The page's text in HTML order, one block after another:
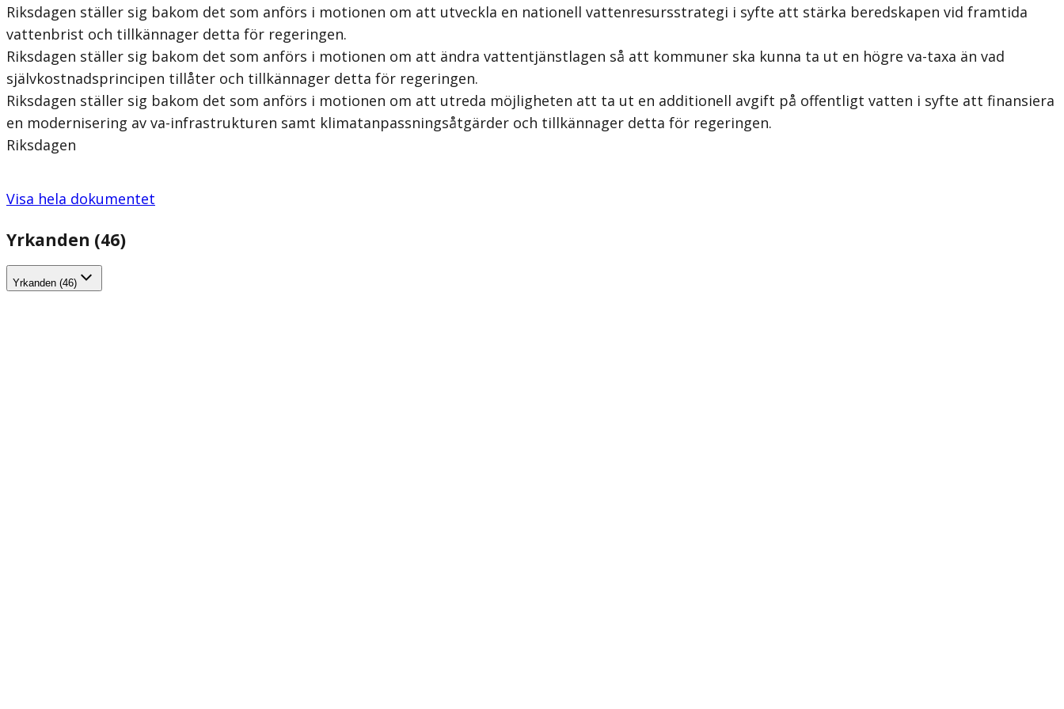
Riksdagen ställer sig bakom det som anförs i motionen om att utveckla en nationell vattenresursstrategi i syfte att stärka beredskapen vid framtida
vattenbrist och tillkännager detta för regeringen.
Riksdagen ställer sig bakom det som anförs i motionen om att ändra vattentjänstlagen så att kommuner ska kunna ta ut en högre va-taxa än vad
självkostnadsprincipen tillåter och tillkännager detta för regeringen.
Riksdagen ställer sig bakom det som anförs i motionen om att utreda möjligheten att ta ut en additionell avgift på offentligt vatten i syfte att finansiera
en modernisering av va-infrastrukturen samt klimatanpassningsåtgärder och tillkännager detta för regeringen.
Riksdagen
Visa hela dokumentet
Yrkanden (46)
Yrkanden (46)